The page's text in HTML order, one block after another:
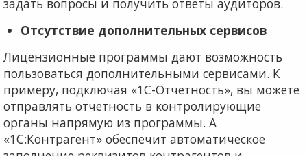
задать вопросы и получить ответы аудиторов.
Отсутствие дополнительных сервисов
Лицензионные программы дают возможность
пользоваться дополнительными сервисами. К
примеру, подключая «1С-Отчетность», вы можете
отправлять отчетность в контролирующие
органы напрямую из программы. А
«1С:Контрагент» обеспечит автоматическое